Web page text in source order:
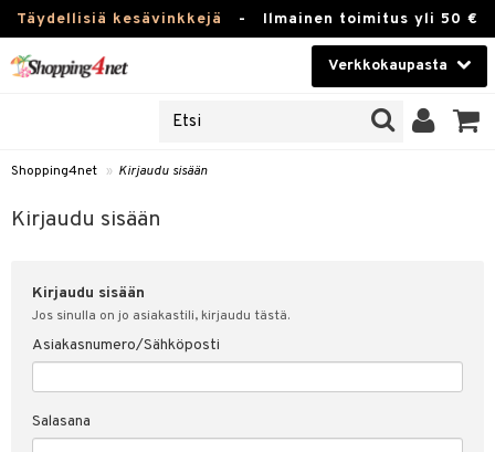
Täydellisiä kesävinkkejä - Ilmainen toimitus yli 50 €
Verkkokaupasta
Piilolinssit
Luontaistuotteet
Fitness
Koti & Sisustus
Lelut, Lapsi & Vauva
Tuotemerkkejä
Shopping4net » Kirjaudu sisään
Kirjaudu sisään
Kirjaudu sisään
Jos sinulla on jo asiakastili, kirjaudu tästä.
Asiakasnumero/Sähköposti
Salasana
sisään
& vastauksia
myyntiehdot